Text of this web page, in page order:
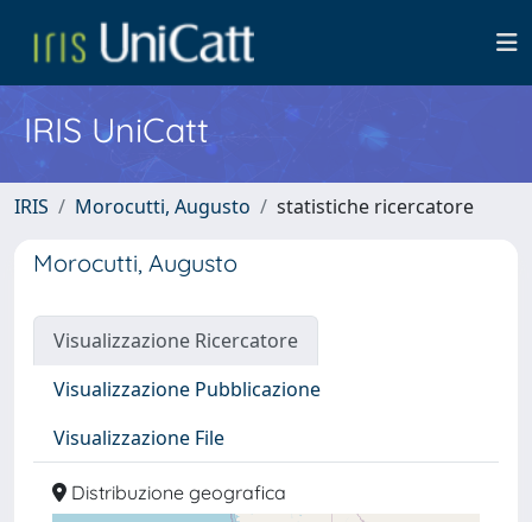
IRIS UniCatt
IRIS Morocutti, Augusto statistiche ricercatore
Morocutti, Augusto
Visualizzazione Ricercatore
Visualizzazione Pubblicazione
Visualizzazione File
Distribuzione geografica